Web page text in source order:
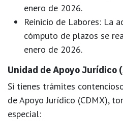
enero de 2026.
Reinicio de Labores: La
cómputo de plazos se
enero de 2026.
Unidad de Apoyo Jurídico
Si tienes trámites
de Apoyo Jurídico (CDMX),
especial: